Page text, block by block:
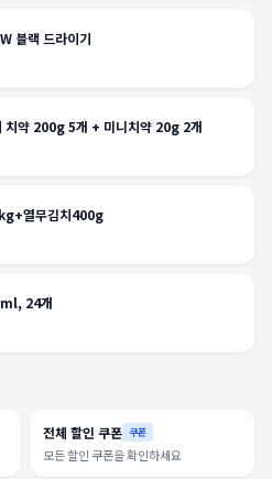
블랙 드라이기
치약 200g 5개 + 미니치약 20g 2개
열무김치400g
24개
전체 할인 쿠폰 쿠폰
모든 할인 쿠폰을 확인하세요